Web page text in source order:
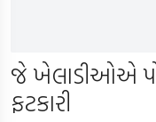
જે ખેલાડીઓએ
ફટકારી